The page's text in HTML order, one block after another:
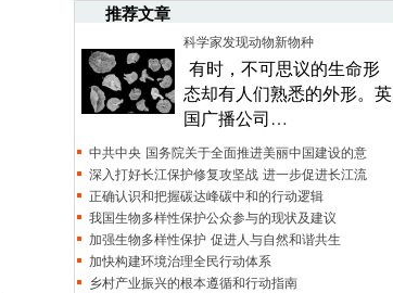
推荐文章
科学家发现动物新物种
有时，不可思议的生命形
态却有人们熟悉的外形。英
国广播公司…
中共中央 国务院关于全面推进美丽中国建设的意
深入打好长江保护修复攻坚战 进一步促进长江流
正确认识和把握碳达峰碳中和的行动逻辑
我国生物多样性保护公众参与的现状及建议
加强生物多样性保护 促进人与自然和谐共生
加快构建环境治理全民行动体系
乡村产业振兴的根本遵循和行动指南